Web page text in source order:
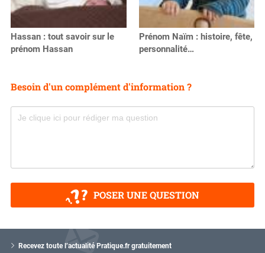
Hassan : tout savoir sur le
prénom Hassan
Prénom Naïm : histoire, fête,
personnalité…
Besoin d'un complément d'information ?
POSER UNE QUESTION
Recevez toute l’actualité Pratique.fr gratuitement
o